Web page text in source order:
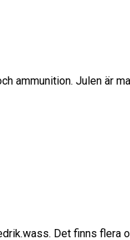
ammunition. Julen är
Det finns flera